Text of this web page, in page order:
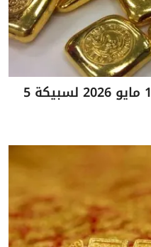
سعر الذهب اليوم الاثنين 11 مايو 2026 لسبيكة 5